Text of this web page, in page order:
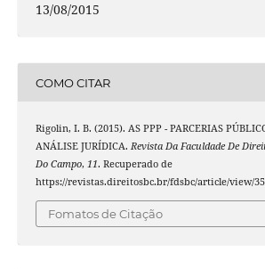
13/08/2015
COMO CITAR
Rigolin, I. B. (2015). AS PPP - PARCERIAS
ANÁLISE JURÍDICA. Revista Da Faculdade De
Do Campo, 11. Recuperado de
https://revistas.direitosbc.br/fdsbc/article/view/
Fomatos de Citação